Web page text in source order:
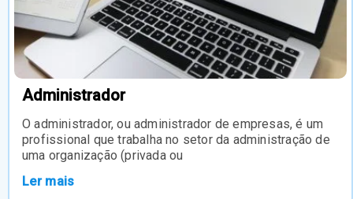
Administrador
O administrador, ou administrador de empresas, é um
profissional que trabalha no setor da administração de
uma organização (privada ou
Ler mais